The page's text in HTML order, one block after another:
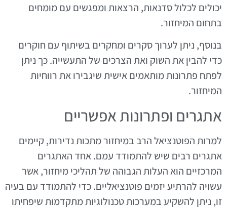
יכולים לכלול סדנאות, הרצאות ומפגשים עם מומחים
בתחום המיחזור.
בנוסף, ניתן לערוך סקרים ומחקרים בשיתוף עם חוקרים
כדי להבין את השוק ואת הצרכים של התעשייה. כך ניתן
לפתח פתרונות מותאמים אישית שיגבירו את רווחיות
המיחזור.
אתגרים ופתרונות אפשריים
למרות הפוטנציאל הרב במיחזור מתכות נדירות, קיימים
אתגרים רבים שיש להתמודד עמם. אחד האתגרים
המרכזיים הוא העלות הגבוהה של תהליכי מיחזור, אשר
עשויה להרתיע יזמים פוטנציאליים. כדי להתמודד עם בעיה
זו, ניתן להשקיע במערכות טכנולוגיות מתקדמות שיפחיתו